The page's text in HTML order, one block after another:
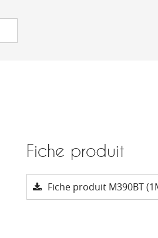
Fiche produit
Fiche produit M390BT